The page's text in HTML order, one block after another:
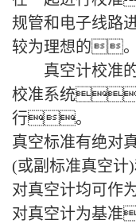
规管和电子线
较为理想的。
真空计校准的
校准系统
行。
真空标准有绝对
(或副标准真空
对真空计均可
对真空计为基